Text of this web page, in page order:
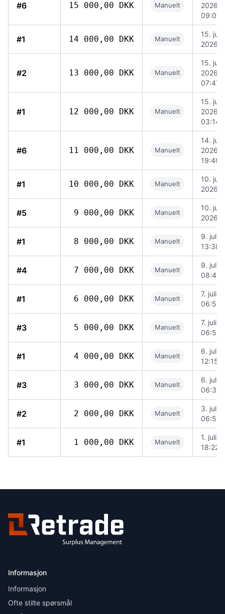
#6 15 000,00 DKK Manuelt
2026,
09:09
#1 14 000,00 DKK Manuelt
15. juli
2026,
#2 13 000,00 DKK Manuelt
15. juli
2026,
07:47
#1 12 000,00 DKK Manuelt
15. juli
2026,
03:14
#6 11 000,00 DKK Manuelt
14. juli
2026,
19:40
#1 10 000,00 DKK Manuelt
10. juli
2026,
#5 9 000,00 DKK Manuelt
10. juli
2026,
#1 8 000,00 DKK Manuelt
9. juli
13:38
#4 7 000,00 DKK Manuelt
9. juli
08:48
#1 6 000,00 DKK Manuelt
7. juli
06:56
#3 5 000,00 DKK Manuelt
7. juli
06:55
#1 4 000,00 DKK Manuelt
6. juli
12:15
#3 3 000,00 DKK Manuelt
6. juli
06:34
#2 2 000,00 DKK Manuelt
3. juli
06:59
#1 1 000,00 DKK Manuelt
1. juli
18:22
Informasjon
Informasjon
Ofte stilte spørsmål